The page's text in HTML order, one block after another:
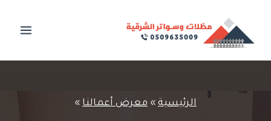
المحتوى
الرئيسية » معرض أعمالنا »